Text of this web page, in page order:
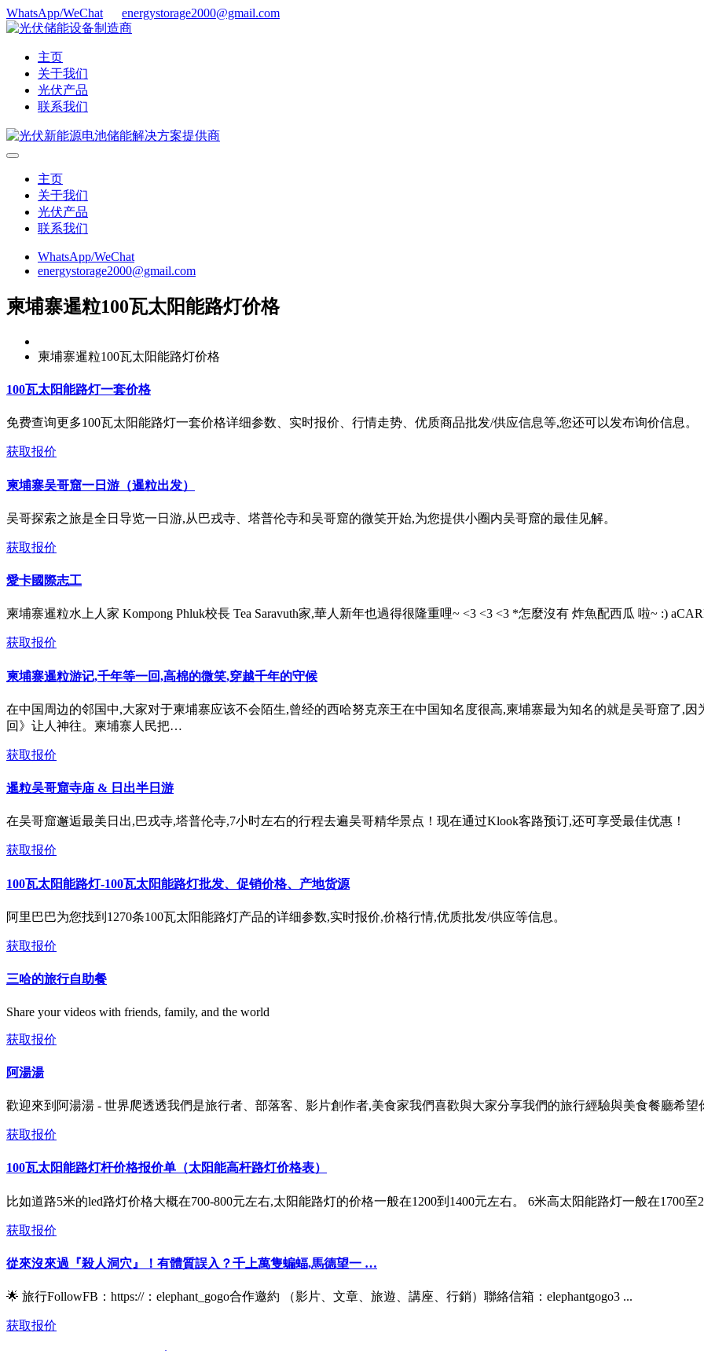
WhatsApp/WeChat energystorage2000@gmail.com
主页
关于我们
光伏产品
联系我们
主页
关于我们
光伏产品
联系我们
WhatsApp/WeChat
energystorage2000@gmail.com
柬埔寨暹粒100瓦太阳能路灯价格
柬埔寨暹粒100瓦太阳能路灯价格
100瓦太阳能路灯一套价格
免费查询更多100瓦太阳能路灯一套价格详细参数、实时报价、行情走势、优质商品批发/供应信息等,您还可以发布询价信息。
获取报价
柬埔寨吴哥窟一日游（暹粒出发）
吴哥探索之旅是全日导览一日游,从巴戎寺、塔普伦寺和吴哥窟的微笑开始,为您提供小圈内吴哥窟的最佳见解。
获取报价
愛卡國際志工
柬埔寨暹粒水上人家 Kompong Phluk校長 Tea Saravuth家,華人新年也過得很隆重哩~ <3 <3 <3 *怎麼沒有 炸魚配西瓜 啦~ :)
获取报价
柬埔寨暹粒游记,千年等一回,高棉的微笑,穿越千年的守候
在中国周边的邻国中,大家对于柬埔寨应该不会陌生,曾经的西哈努克亲王在中国知名度很高,柬埔寨最为知名的就是吴哥窟了,
回》让人神往。柬埔寨人民把…
获取报价
暹粒吴哥窟寺庙 & 日出半日游
在吴哥窟邂逅最美日出,巴戎寺,塔普伦寺,7小时左右的行程去遍吴哥精华景点！现在通过Klook客路预订,还可享受最佳优惠！
获取报价
100瓦太阳能路灯-100瓦太阳能路灯批发、促销价格、产地货源
阿里巴巴为您找到1270条100瓦太阳能路灯产品的详细参数,实时报价,价格行情,优质批发/供应等信息。
获取报价
三哈的旅行自助餐
Share your videos with friends, family, and the world
获取报价
阿湯湯
歡迎來到阿湯湯 - 世界爬透透我們是旅行者、部落客、影片創作者,美食家我們喜歡與大家分享我們的旅行經驗與美食餐廳希望
获取报价
100瓦太阳能路灯杆价格报价单（太阳能高杆路灯价格表）
比如道路5米的led路灯价格大概在700-800元左右,太阳能路灯的价格一般在1200到1400元左右。 6米高太阳能路灯一般在1700
获取报价
從來沒來過『殺人洞穴』！有體質誤入？千上萬隻蝙蝠,馬德望一 …
🌟 旅行FollowFB：https://：elephant_gogo合作邀約 （影片、文章、旅遊、講座、行銷）聯絡信箱：elephantgogo3 ...
获取报价